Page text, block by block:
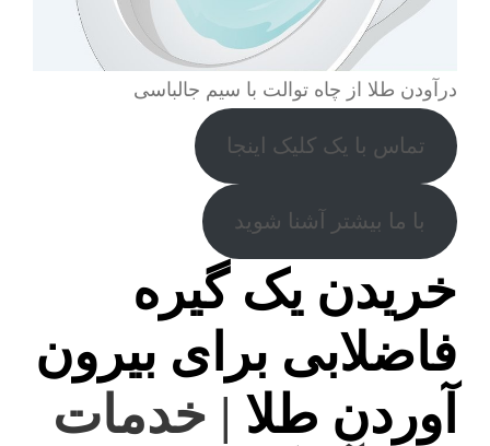
درآودن طلا از چاه توالت با سیم جالباسی
تماس با یک کلیک اینجا
با ما بیشتر آشنا شوید
خریدن یک گیره
فاضلابی برای بیرون
آوردن طلا | خدمات